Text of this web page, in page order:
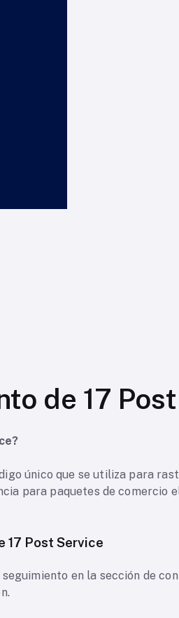
de 17
único que se utiliza para
para paquetes de comercio
17 Post Service
en la sección de